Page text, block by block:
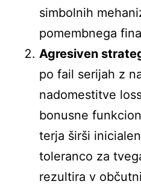
simbolnih
pomembnega
Agresiven
po fail serijah z
nadomestitve
bonusne
terja širši
toleranco za
rezultira v